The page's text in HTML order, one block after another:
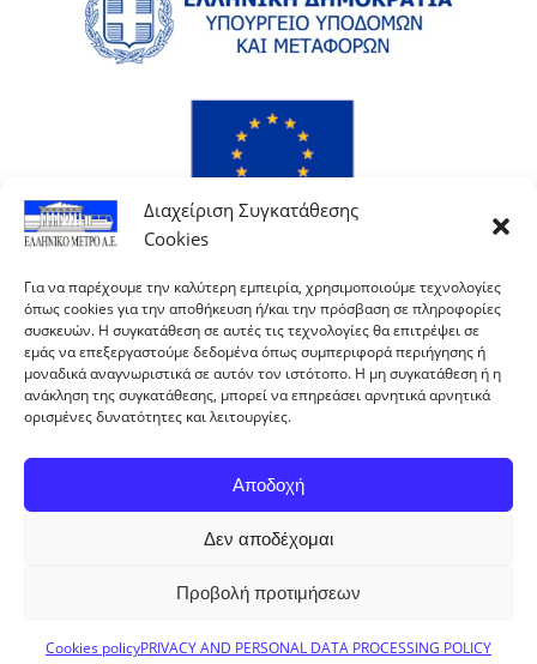
Διαχείριση Συγκατάθεσης
Cookies
Για να παρέχουμε την καλύτερη εμπειρία, χρησιμοποιούμε τεχνολογίες
όπως cookies για την αποθήκευση ή/και την πρόσβαση σε πληροφορίες
συσκευών. Η συγκατάθεση σε αυτές τις τεχνολογίες θα επιτρέψει σε
εμάς να επεξεργαστούμε δεδομένα όπως συμπεριφορά περιήγησης ή
μοναδικά αναγνωριστικά σε αυτόν τον ιστότοπο. Η μη συγκατάθεση ή η
ανάκληση της συγκατάθεσης, μπορεί να επηρεάσει αρνητικά αρνητικά
ορισμένες δυνατότητες και λειτουργίες.
Αποδοχή
Δεν αποδέχομαι
Προβολή προτιμήσεων
Cookies policyPRIVACY AND PERSONAL DATA PROCESSING POLICY